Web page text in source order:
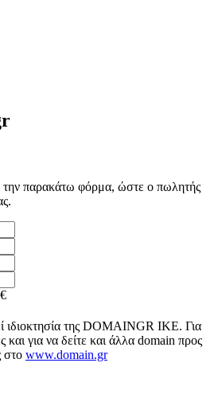
παρακάτω φόρμα, ώστε ο πωλητής
ιδιοκτησία της DOMAINGR ΙΚΕ. Για
και για να δείτε και άλλα domain προς
στο www.domain.gr